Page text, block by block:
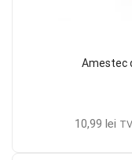
Amestec
10,99 lei